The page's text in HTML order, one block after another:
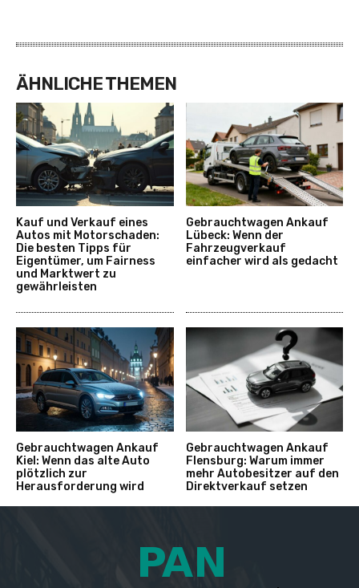
ÄHNLICHE THEMEN
Kauf und Verkauf eines
Autos mit Motorschaden:
Die besten Tipps für
Eigentümer, um Fairness
und Marktwert zu
gewährleisten
Gebrauchtwagen Ankauf
Lübeck: Wenn der
Fahrzeugverkauf
einfacher wird als gedacht
Gebrauchtwagen Ankauf
Kiel: Wenn das alte Auto
plötzlich zur
Herausforderung wird
Gebrauchtwagen Ankauf
Flensburg: Warum immer
mehr Autobesitzer auf den
Direktverkauf setzen